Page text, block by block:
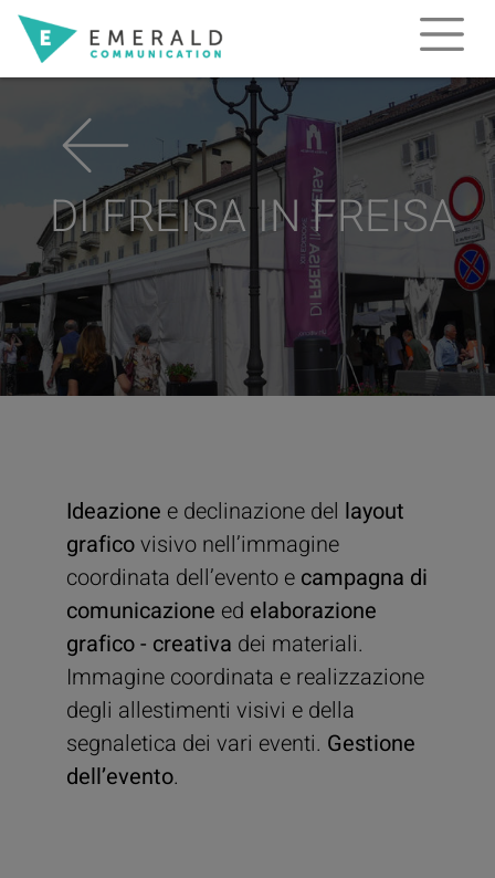
Salta al contenuto principale
DI FREISA IN FREISA
Ideazione e declinazione del layout
graficovisivo nell’immagine
coordinata dell’evento e campagna di
comunicazione ed elaborazione
grafico- creativa dei materiali.
Immagine coordinata e realizzazione
degli allestimenti visivi e della
segnaletica dei vari eventi. Gestione
dell’evento.